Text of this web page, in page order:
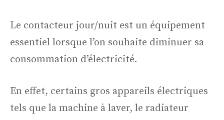
Le contacteur jour/nuit est un équipement
essentiel lorsque l’on souhaite diminuer sa
consommation d’électricité.
En effet, certains gros appareils électriques
tels que la machine à laver, le radiateur